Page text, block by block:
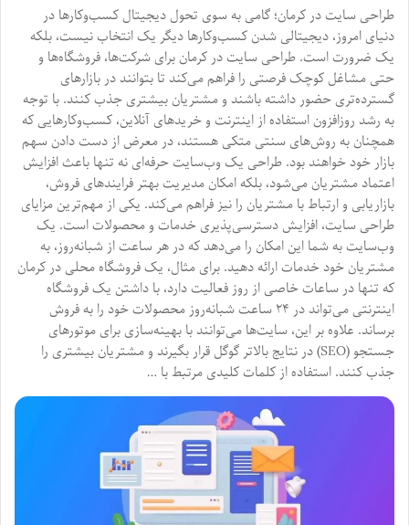
طراحی سایت در کرمان؛ گامی به سوی تحول دیجیتال کسب‌وکارها در
دنیای امروز، دیجیتالی شدن کسب‌وکارها دیگر یک انتخاب نیست، بلکه
یک ضرورت است. طراحی سایت در کرمان برای شرکت‌ها، فروشگاه‌ها و
حتی مشاغل کوچک فرصتی را فراهم می‌کند تا بتوانند در بازارهای
گسترده‌تری حضور داشته باشند و مشتریان بیشتری جذب کنند. با توجه
به رشد روزافزون استفاده از اینترنت و خریدهای آنلاین، کسب‌وکارهایی که
همچنان به روش‌های سنتی متکی هستند، در معرض از دست دادن سهم
بازار خود خواهند بود. طراحی یک وب‌سایت حرفه‌ای نه تنها باعث افزایش
اعتماد مشتریان می‌شود، بلکه امکان مدیریت بهتر فرایندهای فروش،
بازاریابی و ارتباط با مشتریان را نیز فراهم می‌کند. یکی از مهم‌ترین مزایای
طراحی سایت، افزایش دسترسی‌پذیری خدمات و محصولات است. یک
وب‌سایت به شما این امکان را می‌دهد که در هر ساعت از شبانه‌روز، به
مشتریان خود خدمات ارائه دهید. برای مثال، یک فروشگاه محلی در کرمان
که تنها در ساعات خاصی از روز فعالیت دارد، با داشتن یک فروشگاه
اینترنتی می‌تواند در ۲۴ ساعت شبانه‌روز محصولات خود را به فروش
برساند. علاوه بر این، سایت‌ها می‌توانند با بهینه‌سازی برای موتورهای
جستجو (SEO) در نتایج بالاتر گوگل قرار بگیرند و مشتریان بیشتری را
جذب کنند. استفاده از کلمات کلیدی مرتبط با …